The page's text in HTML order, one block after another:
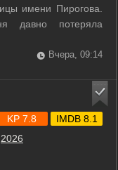
имени Пирогова.
давно потеряла
многолетние
отделением. Кира
...
Вчера, 09:14
2026
KP 7.8 IMDB 8.1